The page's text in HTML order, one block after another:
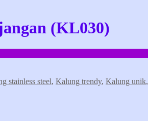
(KL030)
stainless steel, Kalung trendy, Kalung unik,